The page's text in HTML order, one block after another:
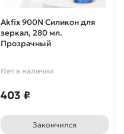
Akfix 900N Силикон для
зеркал, 280 мл.
Прозрачный
Нет в наличии
403 ₽
Закончился